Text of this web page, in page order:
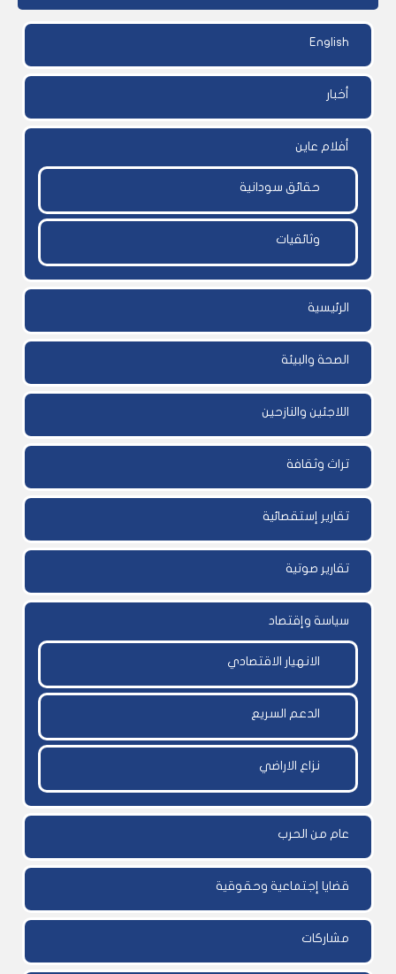
English
أخبار
أفلام عاين
حقائق سودانية
وثائقيات
الرئيسية
الصحة والبيئة
اللاجئين والنازحين
تراث وثقافة
تقارير إستقصائية
تقارير صوتية
سياسة وإقتصاد
الانهيار الاقتصادي
الدعم السريع
نزاع الاراضي
عام من الحرب
قضايا إجتماعية وحقوقية
مشاركات